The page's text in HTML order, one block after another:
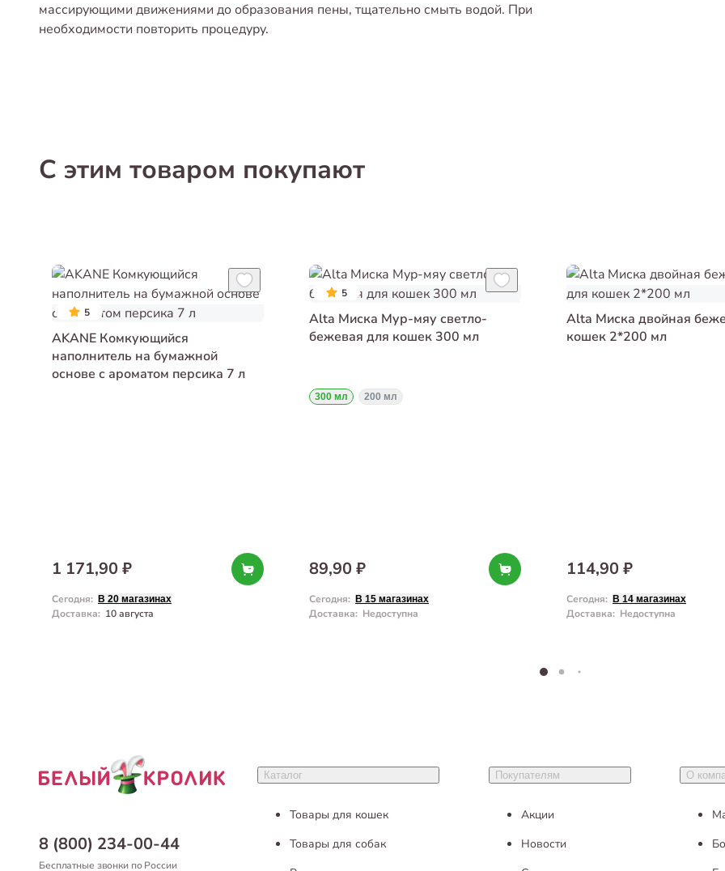
массирующими движениями до образования пены, тщательно смыть водой. При
необходимости повторить процедуру.
С этим товаром покупают
5
AKANE Комкующийся
наполнитель на бумажной
основе с ароматом персика 7 л
1 171,90 ₽
Сегодня: В 20 магазинах
Доставка: 10 августа
5
Alta Миска Мур-мяу светло-
бежевая для кошек 300 мл
300 мл 200 мл
89,90 ₽
Сегодня: В 15 магазинах
Доставка: Недоступна
Alta Миска двойная
кошек 2*200 мл
114,90 ₽
Сегодня: В 14 магазинах
Доставка: Недоступна
8 (800) 234-00-44
Бесплатные звонки по России
Каталог
Товары для кошек
Товары для собак
Покупателям
Акции
Новости
О